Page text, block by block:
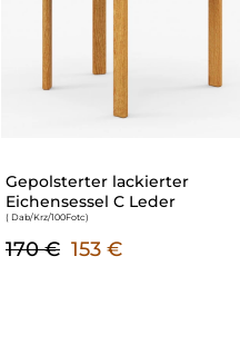
Gepolsterter lackierter
Eichensessel C Leder
( Dab/Krz/100Fotc)
170 € 153 €